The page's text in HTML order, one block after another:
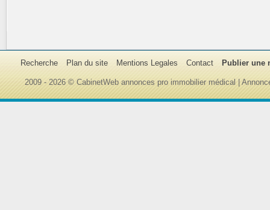
Recherche Plan du site Mentions Legales Contact Publier une
2009 - 2026 © CabinetWeb annonces pro immobilier médical |